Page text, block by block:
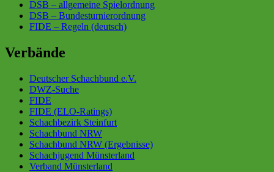
DSB – allgemeine Spielordnung
DSB – Bundesturnierordnung
FIDE – Regeln (deutsch)
Verbände
Deutscher Schachbund e.V.
DWZ-Suche
FIDE
FIDE (ELO-Ratings)
Schachbezirk Steinfurt
Schachbund NRW
Schachbund NRW (Ergebnisse)
Schachjugend Münsterland
Verband Münsterland